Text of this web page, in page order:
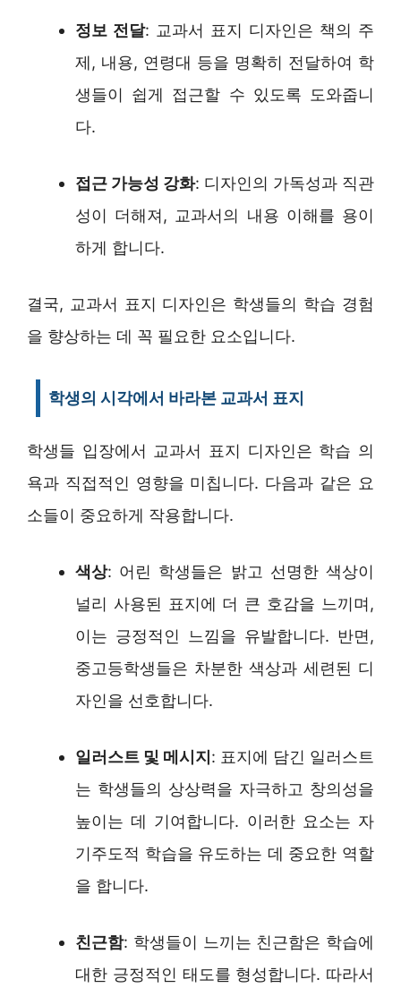
정보 전달: 교과서 표지 디자인은 책의 주
제, 내용, 연령대 등을 명확히 전달하여 학
생들이 쉽게 접근할 수 있도록 도와줍니
다.
접근 가능성 강화: 디자인의 가독성과 직관
성이 더해져, 교과서의 내용 이해를 용이
하게 합니다.
결국, 교과서 표지 디자인은 학생들의 학습 경험
을 향상하는 데 꼭 필요한 요소입니다.
학생의 시각에서 바라본 교과서 표지
학생들 입장에서 교과서 표지 디자인은 학습 의
욕과 직접적인 영향을 미칩니다. 다음과 같은 요
소들이 중요하게 작용합니다.
색상: 어린 학생들은 밝고 선명한 색상이
널리 사용된 표지에 더 큰 호감을 느끼며,
이는 긍정적인 느낌을 유발합니다. 반면,
중고등학생들은 차분한 색상과 세련된 디
자인을 선호합니다.
일러스트 및 메시지: 표지에 담긴 일러스트
는 학생들의 상상력을 자극하고 창의성을
높이는 데 기여합니다. 이러한 요소는 자
기주도적 학습을 유도하는 데 중요한 역할
을 합니다.
친근함: 학생들이 느끼는 친근함은 학습에
대한 긍정적인 태도를 형성합니다. 따라서